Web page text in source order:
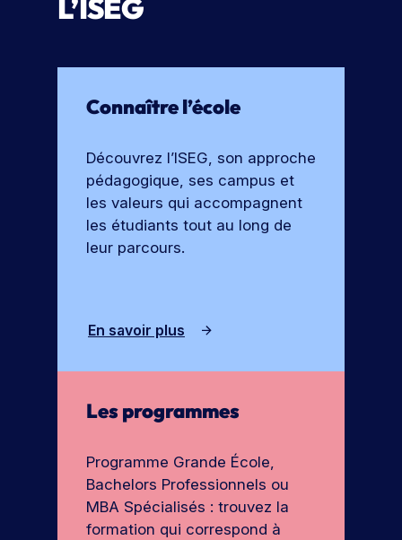
e
L’ISEG
Connaître l’école
Découvrez l’ISEG, son approche
pédagogique, ses campus et
les valeurs qui accompagnent
les étudiants tout au long de
leur parcours.
En savoir plus
Les programmes
Programme Grande École,
Bachelors Professionnels ou
MBA Spécialisés : trouvez la
formation qui correspond à